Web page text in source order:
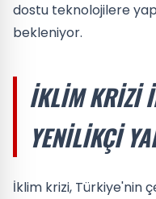
dostu teknolojilere
bekleniyor.
İKLIM KRIZI
YENILIKÇI
İklim krizi, Türkiye'nin